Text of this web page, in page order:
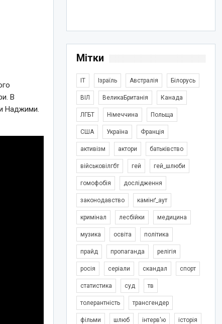
В
Наджими.
Мітки
IT Ізраїль Австралія Білорусь
ВІЛ ВеликаБританія Канада
ЛГБТ Німеччина Польща
США Україна Франція
активізм актори батьківство
військовілгбт гей гей_шлюби
гомофобія дослідження
законодавство камінґ_аут
кримінал лесбійки медицина
музика освіта політика
прайд пропаганда релігія
росія серіали скандал спорт
статистика суд тв
толерантність трансгендер
фільми шлюб інтерв'ю історія